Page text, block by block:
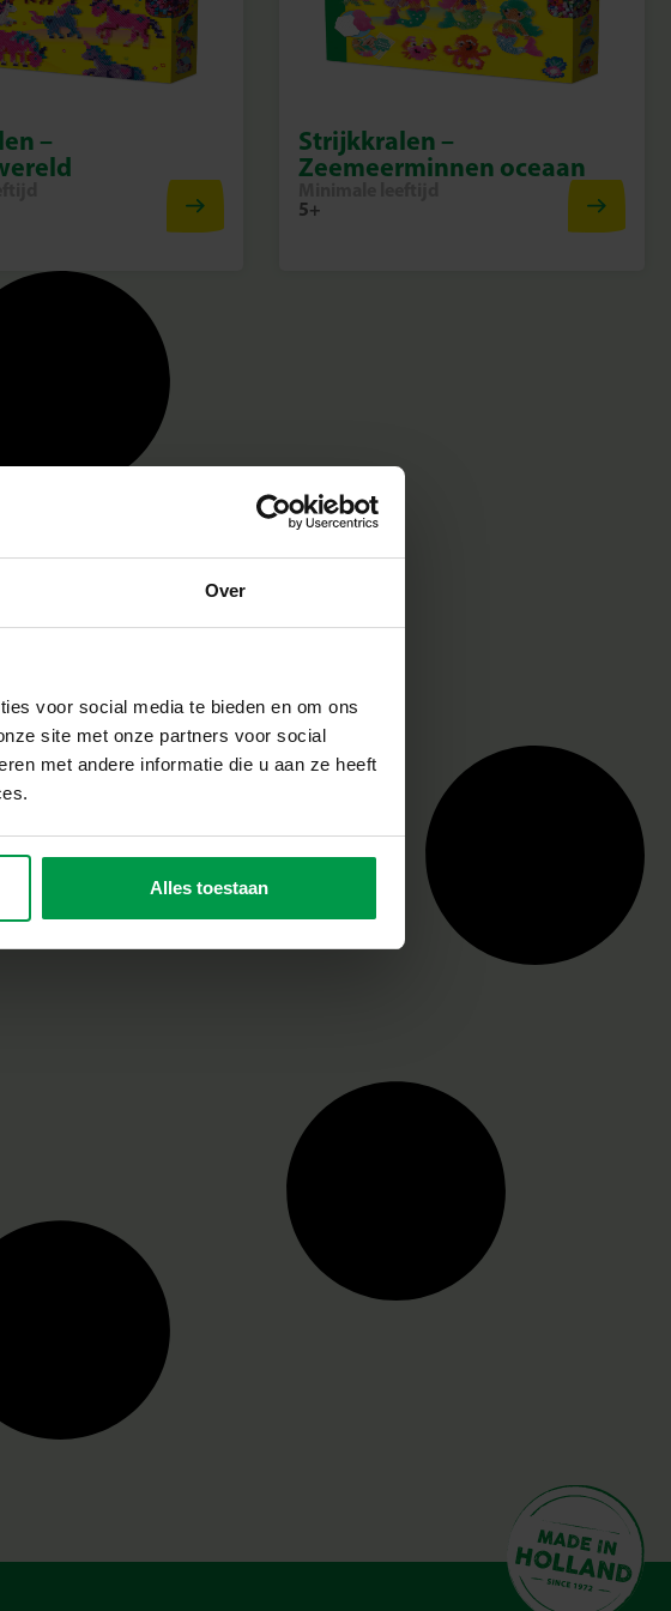
Over
voor social media te bieden en om ons
site met onze partners voor social
met andere informatie die u aan ze heeft
Alles toestaan
– Strijkkralen –
Zeemeerminnen oceaan
5+